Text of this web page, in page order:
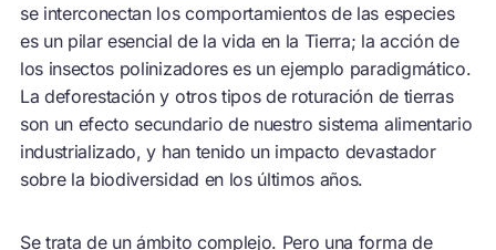
se interconectan los comportamientos de las especies
es un pilar esencial de la vida en la Tierra; la acción de
los insectos polinizadores es un ejemplo paradigmático.
La deforestación y otros tipos de roturación de tierras
son un efecto secundario de nuestro sistema alimentario
industrializado, y han tenido un impacto devastador
sobre la biodiversidad en los últimos años.
Se trata de un ámbito complejo. Pero una forma de